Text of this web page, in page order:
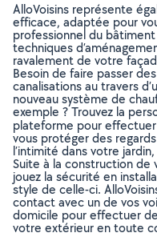
AlloVoisins représente
efficace, adaptée pour
professionnel du
techniques
ravalement de votre
Besoin de faire passer
canalisations au travers
nouveau système de
exemple ? Trouvez la
plateforme pour
vous protéger des
l’intimité dans votre
Suite à la construction de
jouez la sécurité en
style de celle-ci.
contact avec un de vos
domicile pour effectuer
votre extérieur en toute